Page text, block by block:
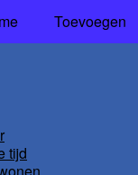
Toevoegen
tijd